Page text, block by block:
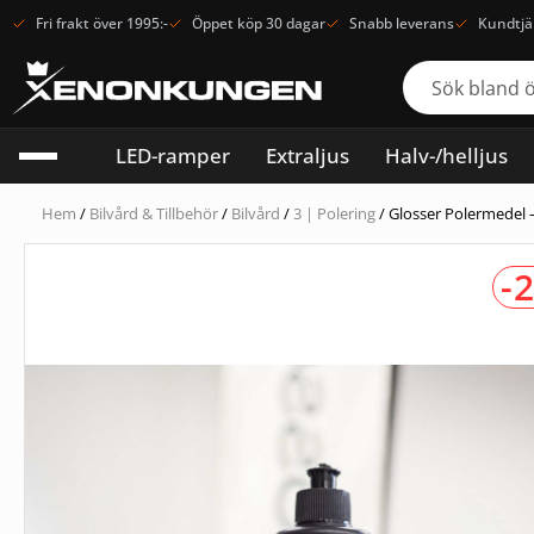
Fri frakt över 1995:- Öppet köp 30 dagar Snabb leverans
LED-ramper Extraljus Halv-/helljus
Hem / Bilvård & Tillbehör/ Bilvård / 3 | Polering/ Glosser Polermedel
-